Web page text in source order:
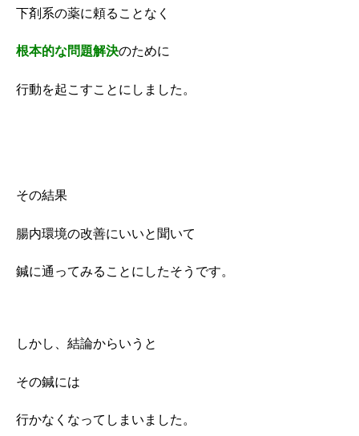
下剤系の薬に頼ることなく
根本的な問題解決のために
行動を起こすことにしました。
その結果
腸内環境の改善にいいと聞いて
鍼に通ってみることにしたそうです。
しかし、結論からいうと
その鍼には
行かなくなってしまいました。